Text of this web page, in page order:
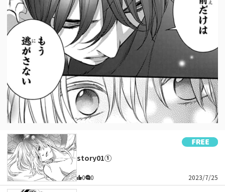
story01①
0 0 2023/7/25